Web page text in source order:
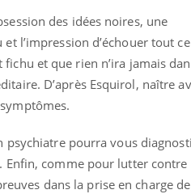
des idées noires, une
l’impression d’échouer tout ce
et que rien n’ira jamais
D’après Esquirol, naître
psychiatre pourra vous
Enfin, comme pour lutter contre
dans la prise en charge
Youtube
Eczéma Chronique des
préparer pour l’été !
rythme de vie ! Vacances, plage,
soleil, activités en plein air… Nos
sont ...